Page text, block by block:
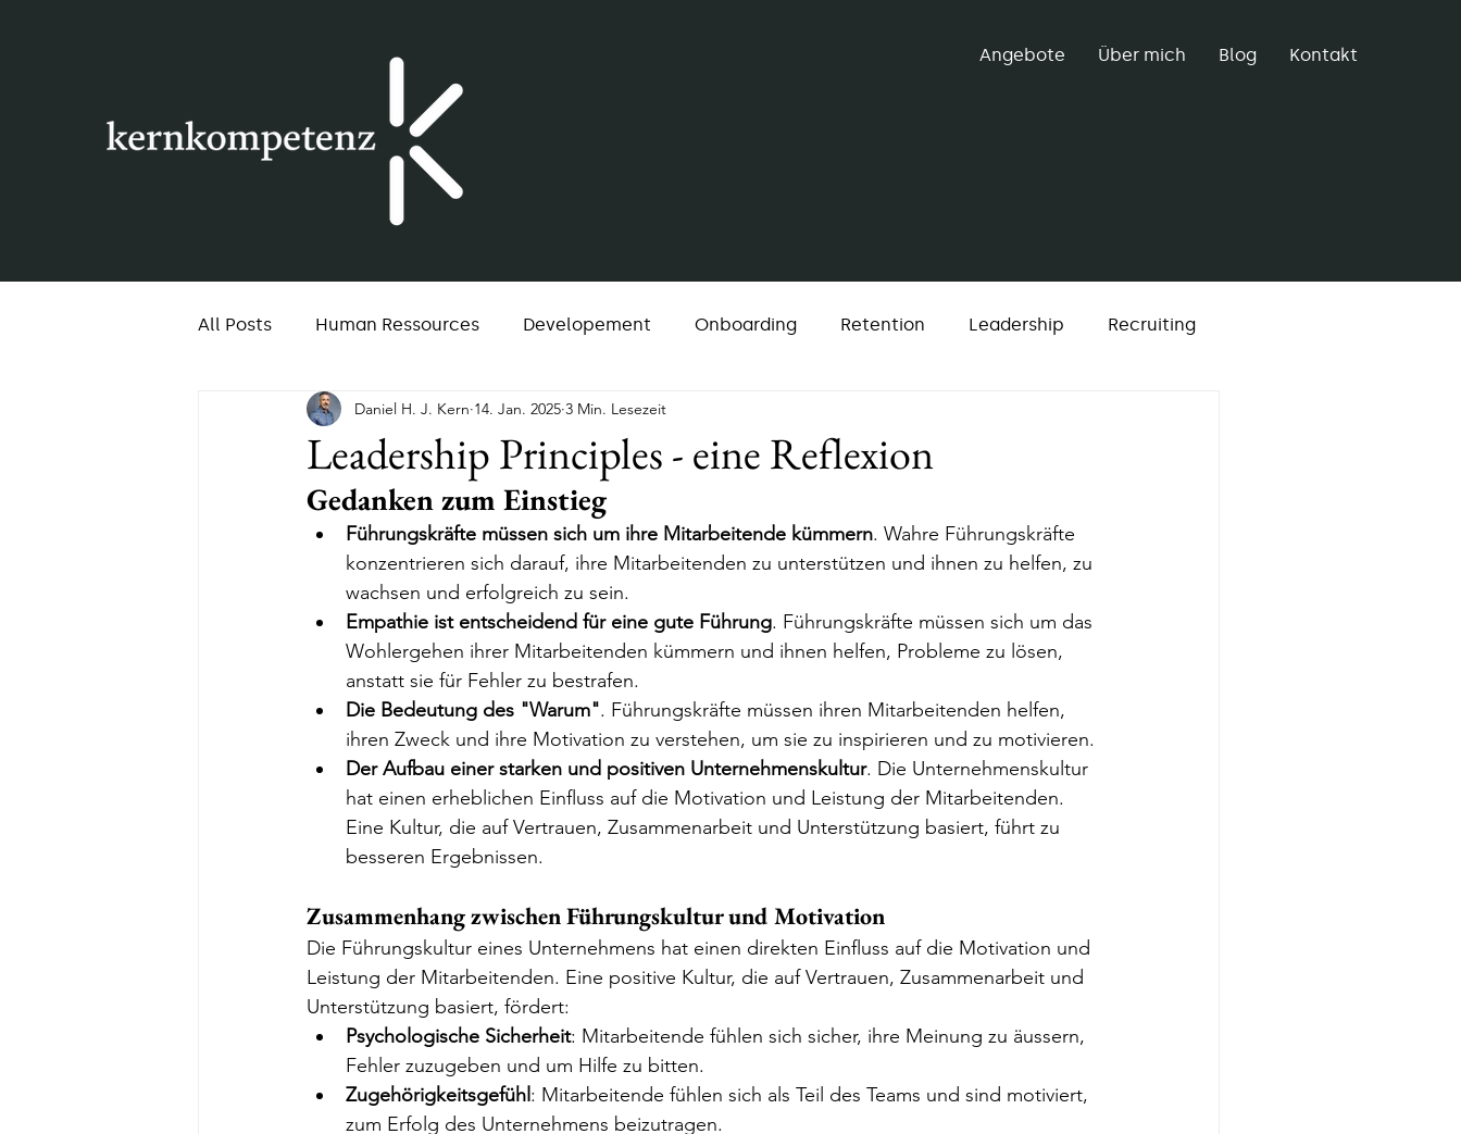
Angebote Über mich Blog Kontakt
All Posts Human Ressources Developement Onboarding Retention Leadership Recruiting
Gesellschaft Coaching Change Strategie
Leadership Principles - eine Reflexion
Daniel H. J. Kern 14. Jan. 2025 3 Min. Lesezeit
Gedanken zum Einstieg
Führungskräfte müssen sich um ihre Mitarbeitende kümmern. Wahre Führungskräfte
konzentrieren sich darauf, ihre Mitarbeitenden zu unterstützen und ihnen zu helfen, zu
wachsen und erfolgreich zu sein.
Empathie ist entscheidend für eine gute Führung. Führungskräfte müssen sich um das
Wohlergehen ihrer Mitarbeitenden kümmern und ihnen helfen, Probleme zu lösen,
anstatt sie für Fehler zu bestrafen.
Die Bedeutung des "Warum". Führungskräfte müssen ihren Mitarbeitenden helfen,
ihren Zweck und ihre Motivation zu verstehen, um sie zu inspirieren und zu motivieren.
Der Aufbau einer starken und positiven Unternehmenskultur. Die Unternehmenskultur
hat einen erheblichen Einfluss auf die Motivation und Leistung der Mitarbeitenden.
Eine Kultur, die auf Vertrauen, Zusammenarbeit und Unterstützung basiert, führt zu
besseren Ergebnissen.
Zusammenhang zwischen Führungskultur und Motivation
Die Führungskultur eines Unternehmens hat einen direkten Einfluss auf die Motivation und
Leistung der Mitarbeitenden. Eine positive Kultur, die auf Vertrauen, Zusammenarbeit und
Unterstützung basiert, fördert:
Psychologische Sicherheit: Mitarbeitende fühlen sich sicher, ihre Meinung zu äussern,
Fehler zuzugeben und um Hilfe zu bitten.
Zugehörigkeitsgefühl : Mitarbeitende fühlen sich als Teil des Teams und sind motiviert,
zum Erfolg des Unternehmens beizutragen.